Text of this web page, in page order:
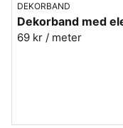
DEKORBAND
69 kr / meter